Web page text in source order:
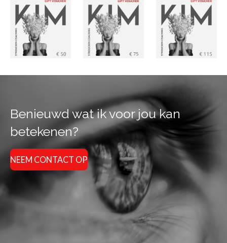
Benieuwd wat ik voor jou kan
betekenen?
NEEM CONTACT OP